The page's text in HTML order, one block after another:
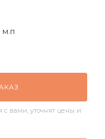
м.п
вами, уточнят цены и